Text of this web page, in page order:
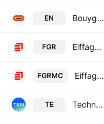
EN Bouygues SA
FGR Eiffage SA
FGRMC Eiffage SA
TE Technip Energies NV